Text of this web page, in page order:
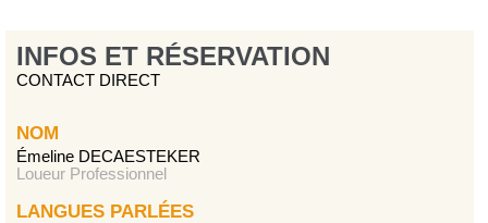
INFOS ET RÉSERVATION
CONTACT DIRECT
NOM
Émeline DECAESTEKER
Loueur Professionnel
LANGUES PARLÉES